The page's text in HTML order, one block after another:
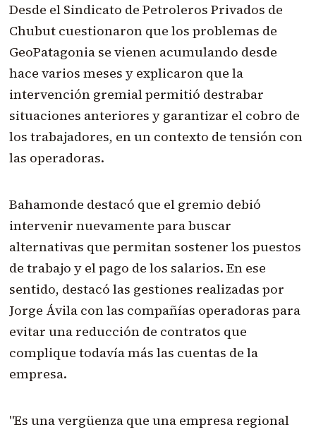
Desde el Sindicato de Petroleros Privados de
Chubut cuestionaron que los problemas de
GeoPatagonia se vienen acumulando desde
hace varios meses y explicaron que la
intervención gremial permitió destrabar
situaciones anteriores y garantizar el cobro de
los trabajadores, en un contexto de tensión con
las operadoras.
Bahamonde destacó que el gremio debió
intervenir nuevamente para buscar
alternativas que permitan sostener los puestos
de trabajo y el pago de los salarios. En ese
sentido, destacó las gestiones realizadas por
Jorge Ávila con las compañías operadoras para
evitar una reducción de contratos que
complique todavía más las cuentas de la
empresa.
"Es una vergüenza que una empresa regional